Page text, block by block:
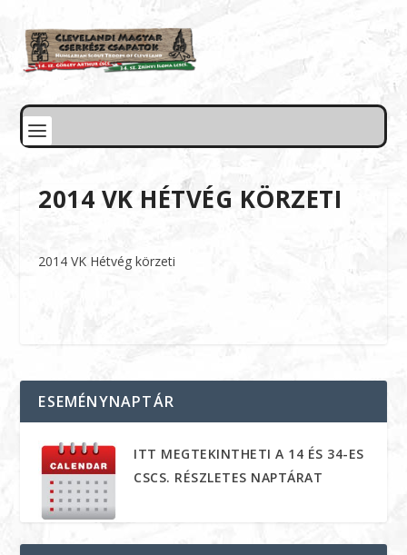
2014 VK HÉTVÉG KÖRZETI
2014 VK Hétvég körzeti
ESEMÉNYNAPTÁR
ITT MEGTEKINTHETI A 14 ÉS 34-ES
CSCS. RÉSZLETES NAPTÁRAT